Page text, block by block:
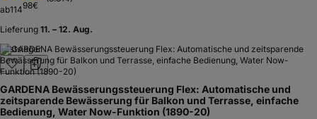
ab11498€
Lieferung 11. – 12. Aug.
Testsieger
GARDENA Bewässerungssteuerung Flex: Automatische und
zeitsparende Bewässerung für Balkon und Terrasse, einfache
Bedienung, Water Now-Funktion (1890-20)